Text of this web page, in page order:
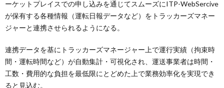
ーケットプレイスでの申し込みを通じてスムーズにITP-WebSercive
が保有する各種情報（運転日報データなど）をトラッカーズマネー
ジャーと連携させられるようになる。
連携データを基にトラッカーズマネージャー上で運行実績（拘束時
間・運転時間など）が自動集計・可視化され、運送事業者は時間・
工数・費用的な負担を最低限にとどめた上で業務効率化を実現でき
ると見込む。